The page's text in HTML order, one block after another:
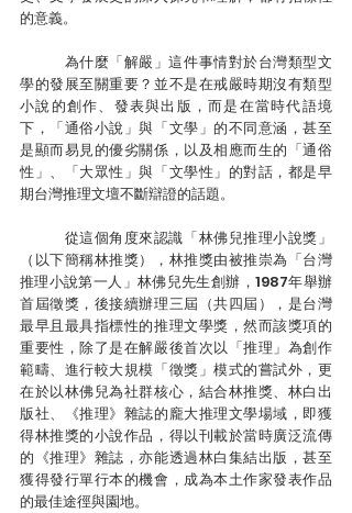
的意義。
學的發展至關重要？並不是在戒嚴時期沒有類型
小說的創作、發表與出版，而是在當時代語境
下，「通俗小說」與「文學」的不同意涵，甚至
是顯而易見的優劣關係，以及相應而生的「通俗
性」、「大眾性」與「文學性」的對話，都是早
期台灣推理文壇不斷辯證的話題。
（以下簡稱林推獎），林推獎由被推崇為「台灣
推理小說第一人」林佛兒先生創辦，1987年舉辦
首屆徵獎，後接續辦理三屆（共四屆），是台灣
最早且最具指標性的推理文學獎，然而該獎項的
重要性，除了是在解嚴後首次以「推理」為創作
範疇、進行較大規模「徵獎」模式的嘗試外，更
在於以林佛兒為社群核心，結合林推獎、林白出
版社、《推理》雜誌的龐大推理文學場域，即獲
得林推獎的小說作品，得以刊載於當時廣泛流傳
的《推理》雜誌，亦能透過林白集結出版，甚至
獲得發行單行本的機會，成為本土作家發表作品
的最佳途徑與園地。